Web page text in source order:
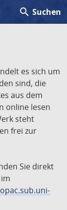
search Suchen
es sich um
sind, die
aus dem
online lesen
steht
frei zur
Sie direkt
opac.sub.uni-